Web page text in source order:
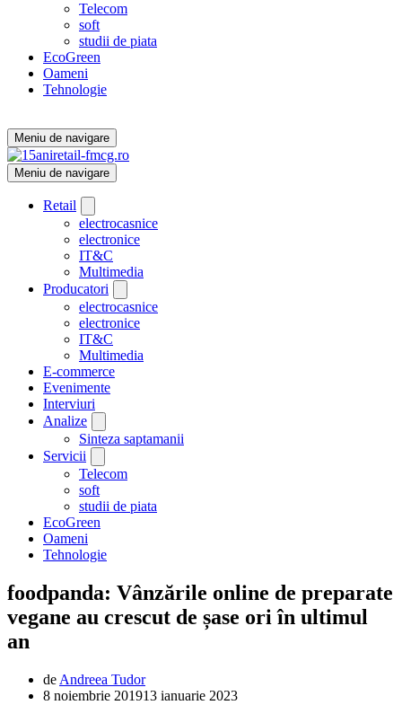
Telecom
soft
studii de piata
EcoGreen
Oameni
Tehnologie
Meniu de navigare
Meniu de navigare
Retail
electrocasnice
electronice
IT&C
Multimedia
Producatori
electrocasnice
electronice
IT&C
Multimedia
E-commerce
Evenimente
Interviuri
Analize
Sinteza saptamanii
Servicii
Telecom
soft
studii de piata
EcoGreen
Oameni
Tehnologie
foodpanda: Vânzările online de preparate
vegane au crescut de șase ori în ultimul
an
de Andreea Tudor
8 noiembrie 201913 ianuarie 2023